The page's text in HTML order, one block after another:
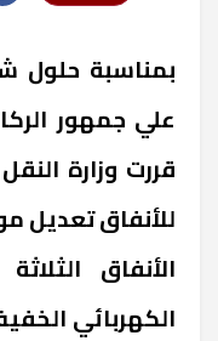
بمناسبة حلول
علي جمهور
قررت وزارة
للأنفاق تعديل
الأنفاق